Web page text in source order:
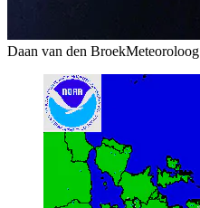
Daan van den BroekMeteoroloog